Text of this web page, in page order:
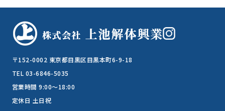
〒152-0002 東京都目黒区目黒本町6-9-18
TEL 03-6846-5035
営業時間 9:00～18:00
定休日 土日祝